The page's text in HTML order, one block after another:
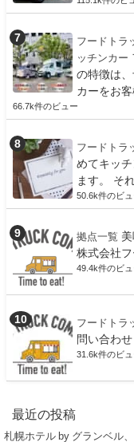
フードトラ
ッチンカー
の特徴は
カーをお客
66.7k件のビュー
フードトラ
めてキッ
ます。 そ
50.6k件のビュ
拠点一覧
株式会社
49.4k件のビュ
フードトラ
問い合わ
31.6k件のビュ
最近の投稿
札幌ホテル by グランベル